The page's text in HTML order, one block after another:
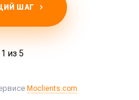
для последующих
ШАГ
1 из 5
Moclients.com